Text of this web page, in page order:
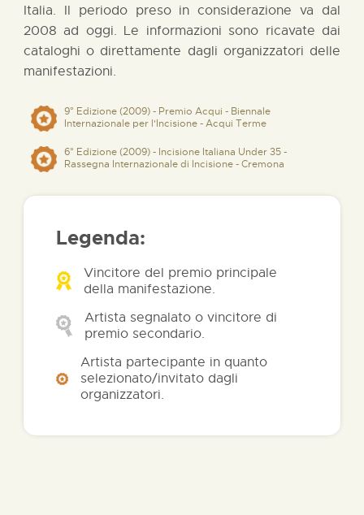
Italia. Il periodo preso in considerazione va dal
2008 ad oggi. Le informazioni sono ricavate dai
cataloghi o direttamente dagli organizzatori delle
manifestazioni.
9° Edizione (2009) - Premio Acqui - Biennale
Internazionale per l'Incisione - Acqui Terme
6° Edizione (2009) - Incisione Italiana Under 35 -
Rassegna Internazionale di Incisione - Cremona
Legenda:
Vincitore del premio principale
della manifestazione.
Artista segnalato o vincitore di
premio secondario.
Artista partecipante in quanto
selezionato/invitato dagli
organizzatori.